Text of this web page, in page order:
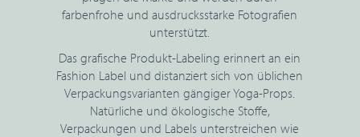
farbenfrohe und ausdrucksstarke Fotografien
unterstützt.
Das grafische Produkt-Labeling erinnert an ein
Fashion Label und distanziert sich von üblichen
Verpackungsvarianten gängiger Yoga-Props.
Natürliche und ökologische Stoffe,
Verpackungen und Labels unterstreichen wie